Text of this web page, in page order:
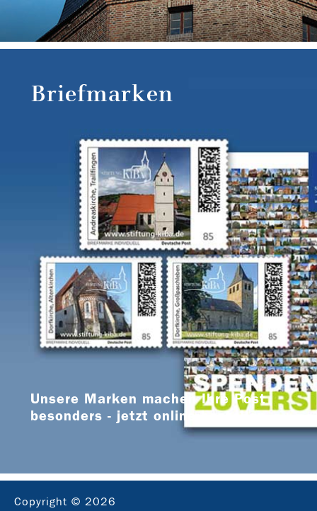
Briefmarken
Unsere Marken machen Ihre Post
besonders - jetzt online bestellen
Copyright © 2026